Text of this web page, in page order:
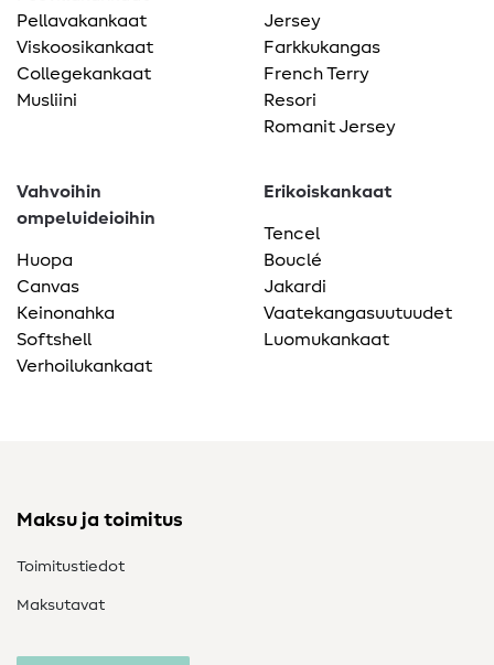
Pellavakankaat
Viskoosikankaat
Collegekankaat
Musliini
Jersey
Farkkukangas
French Terry
Resori
Romanit Jersey
Vahvoihin
ompeluideioihin
Huopa
Canvas
Keinonahka
Softshell
Verhoilukankaat
Erikoiskankaat
Tencel
Bouclé
Jakardi
Vaatekangasuutuudet
Luomukankaat
Maksu ja toimitus
Toimitustiedot
Maksutavat